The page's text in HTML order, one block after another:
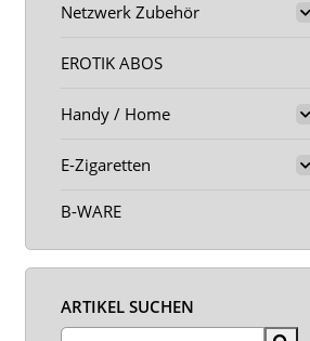
Netzwerk Zubehör
EROTIK ABOS
Handy / Home
E-Zigaretten
B-WARE
ARTIKEL SUCHEN